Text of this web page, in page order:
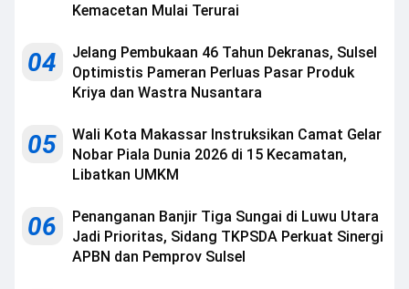
Kemacetan Mulai Terurai
04
Jelang Pembukaan 46 Tahun Dekranas, Sulsel
Optimistis Pameran Perluas Pasar Produk
Kriya dan Wastra Nusantara
05
Wali Kota Makassar Instruksikan Camat Gelar
Nobar Piala Dunia 2026 di 15 Kecamatan,
Libatkan UMKM
06
Penanganan Banjir Tiga Sungai di Luwu Utara
Jadi Prioritas, Sidang TKPSDA Perkuat Sinergi
APBN dan Pemprov Sulsel